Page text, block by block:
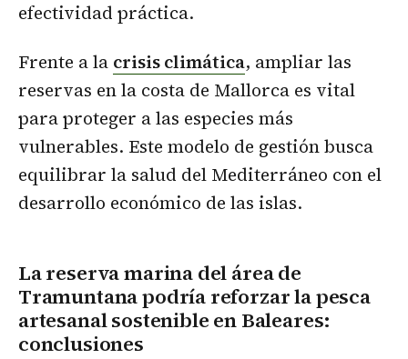
efectividad práctica.
Frente a la crisis climática, ampliar las
reservas en la costa de Mallorca es vital
para proteger a las especies más
vulnerables. Este modelo de gestión busca
equilibrar la salud del Mediterráneo con el
desarrollo económico de las islas.
La reserva marina del área de
Tramuntana podría reforzar la pesca
artesanal sostenible en Baleares:
conclusiones